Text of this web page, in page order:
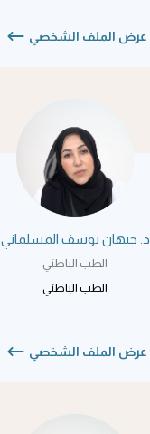
عرض الملف الشخصي
د. جيهان يوسف المسلماني
الطب الباطني
الطب الباطني
عرض الملف الشخصي